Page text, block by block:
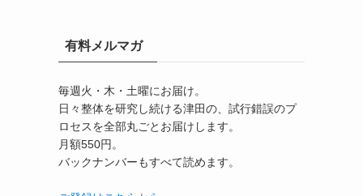
有料メルマガ
毎週火・木・土曜にお届け。
日々整体を研究し続ける津田の、試行錯誤のプ
ロセスを全部丸ごとお届けします。
月額550円。
バックナンバーもすべて読めます。